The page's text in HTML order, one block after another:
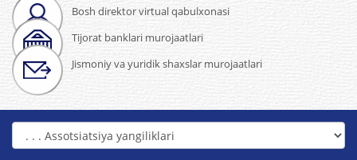
Bosh direktor virtual qabulxonasi
Tijorat banklari murojaatlari
Jismoniy va yuridik shaxslar murojaatlari